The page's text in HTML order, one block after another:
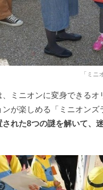
「ミ
、ミニオンに変身できる
ンが楽しめる「ミニオンズ
された8つの謎を解いて、